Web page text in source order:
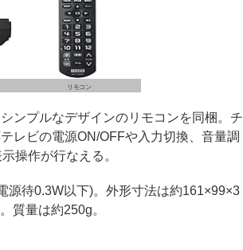
リモコン
ンプルなデザインのリモコンを同梱。チ
レビの電源ON/OFFや入力切換、音量調
操作が行なえる。
源待0.3W以下)。外形寸法は約161×99×3
質量は約250g。